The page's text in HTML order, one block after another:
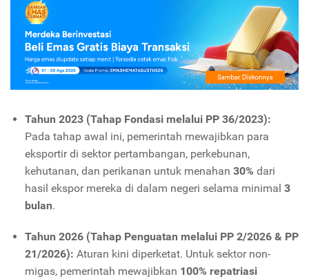
Tahun 2023 (Tahap Fondasi melalui PP 36/2023):
Pada tahap awal ini, pemerintah mewajibkan para
eksportir di sektor pertambangan, perkebunan,
kehutanan, dan perikanan untuk menahan 30% dari
hasil ekspor mereka di dalam negeri selama minimal 3
bulan.
Tahun 2026 (Tahap Penguatan melalui PP 2/2026 & PP
21/2026): Aturan kini diperketat. Untuk sektor non-
migas, pemerintah mewajibkan 100% repatriasi